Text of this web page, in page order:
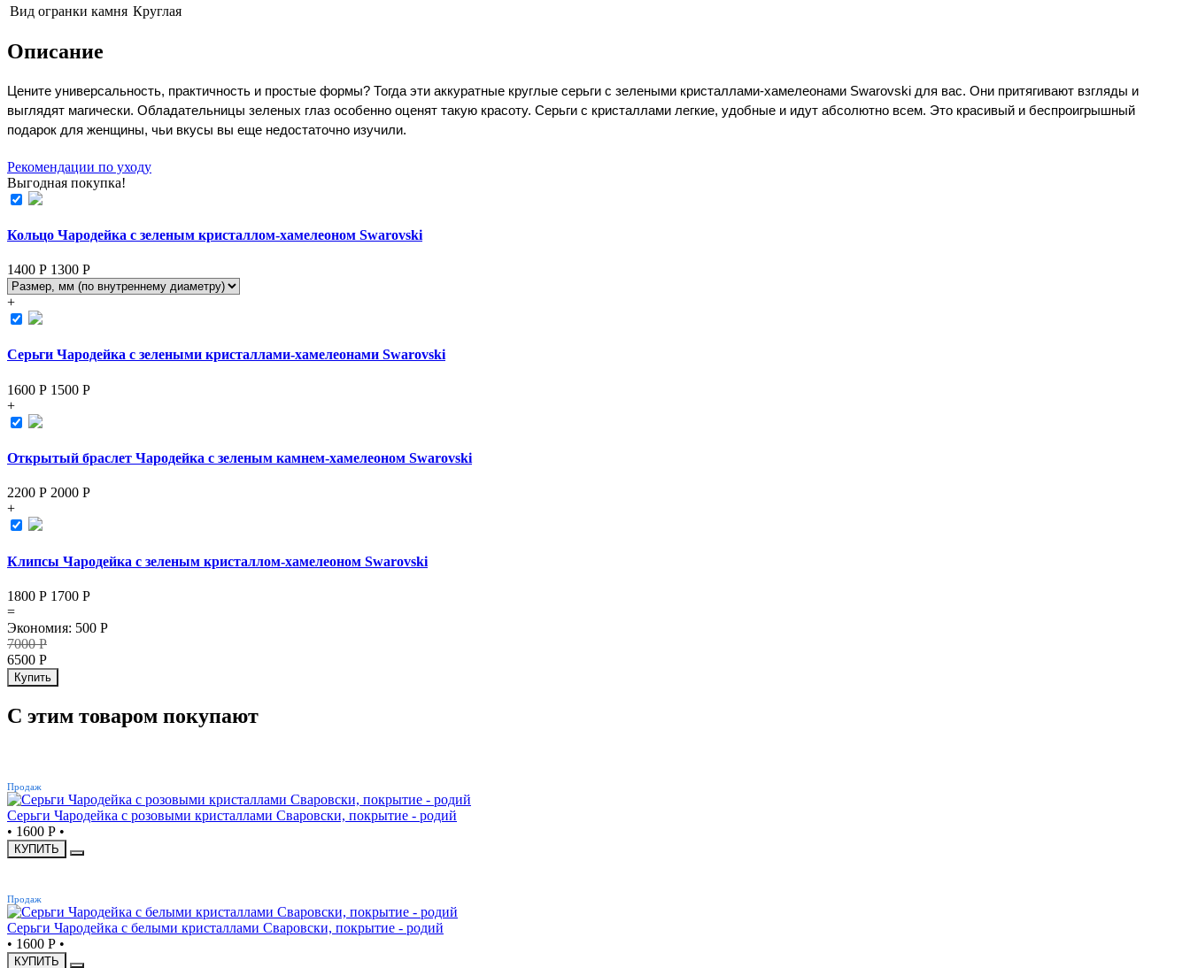
Вид огранки камня Круглая
Описание
Цените универсальность, практичность и простые формы? Тогда эти аккуратные круглые серьги с зелеными кристаллами-хамелеонами Swarovski для вас. Они притягивают взгляды и
выглядят магически. Обладательницы зеленых глаз особенно оценят такую красоту. Серьги с кристаллами легкие, удобные и идут абсолютно всем. Это красивый и беспроигрышный
подарок для женщины, чьи вкусы вы еще недостаточно изучили.
Рекомендации по уходу
Выгодная покупка!
Кольцо Чародейка с зеленым кристаллом-хамелеоном Swarovski
1400 Р 1300 Р
+
Серьги Чародейка с зелеными кристаллами-хамелеонами Swarovski
1600 Р 1500 Р
+
Открытый браслет Чародейка с зеленым камнем-хамелеоном Swarovski
2200 Р 2000 Р
+
Клипсы Чародейка с зеленым кристаллом-хамелеоном Swarovski
1800 Р 1700 Р
=
Экономия: 500 Р
7000Р
6500 Р
Купить
С этим товаром покупают
Продаж
Серьги Чародейка с розовыми кристаллами Сваровски, покрытие - родий
• 1600 Р •
КУПИТЬ
Продаж
Серьги Чародейка с белыми кристаллами Сваровски, покрытие - родий
• 1600 Р •
КУПИТЬ